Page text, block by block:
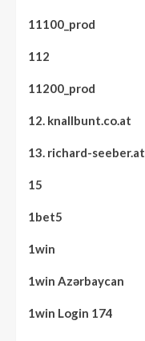
11100_prod
112
11200_prod
12. knallbunt.co.at
13. richard-seeber.at
15
1bet5
1win
1win Azərbaycan
1win Login 174